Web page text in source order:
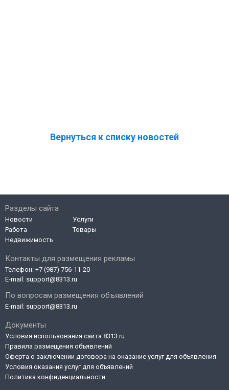
Вернуться к списку новостей
Контакты для размещения рекламы
Телефон: +7 (987) 756-11-20
E-mail: support@8313.ru
По вопросам размещения объявлений
E-mail: support@8313.ru
Документы
Условия использования сайта 8313.ru
Правила размещения объявлений
Оферта о заключении договора на оказание услуг для объявления
Условия оказания услуг для объявлений
Политика конфиденциальности
Разделы сайта
Новости
Работа
Недвижимость
Услуги
Товары